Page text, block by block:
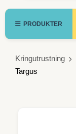
PRODUKTER
Kringutrustning
Targus